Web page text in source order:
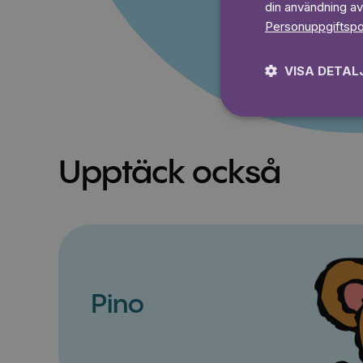
Upptäck också
Pino
din användning
VISA